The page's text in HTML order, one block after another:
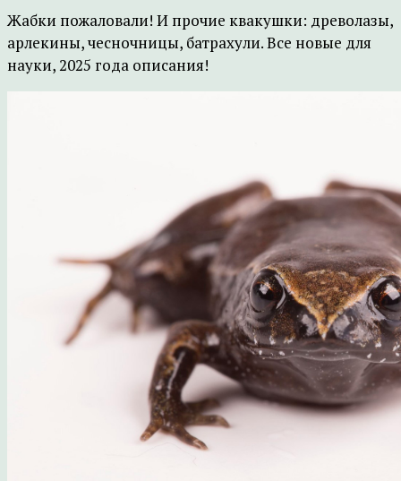
Жабки пожаловали! И прочие квакушки: древолазы,
арлекины, чесночницы, батрахули. Все новые для
науки, 2025 года описания!